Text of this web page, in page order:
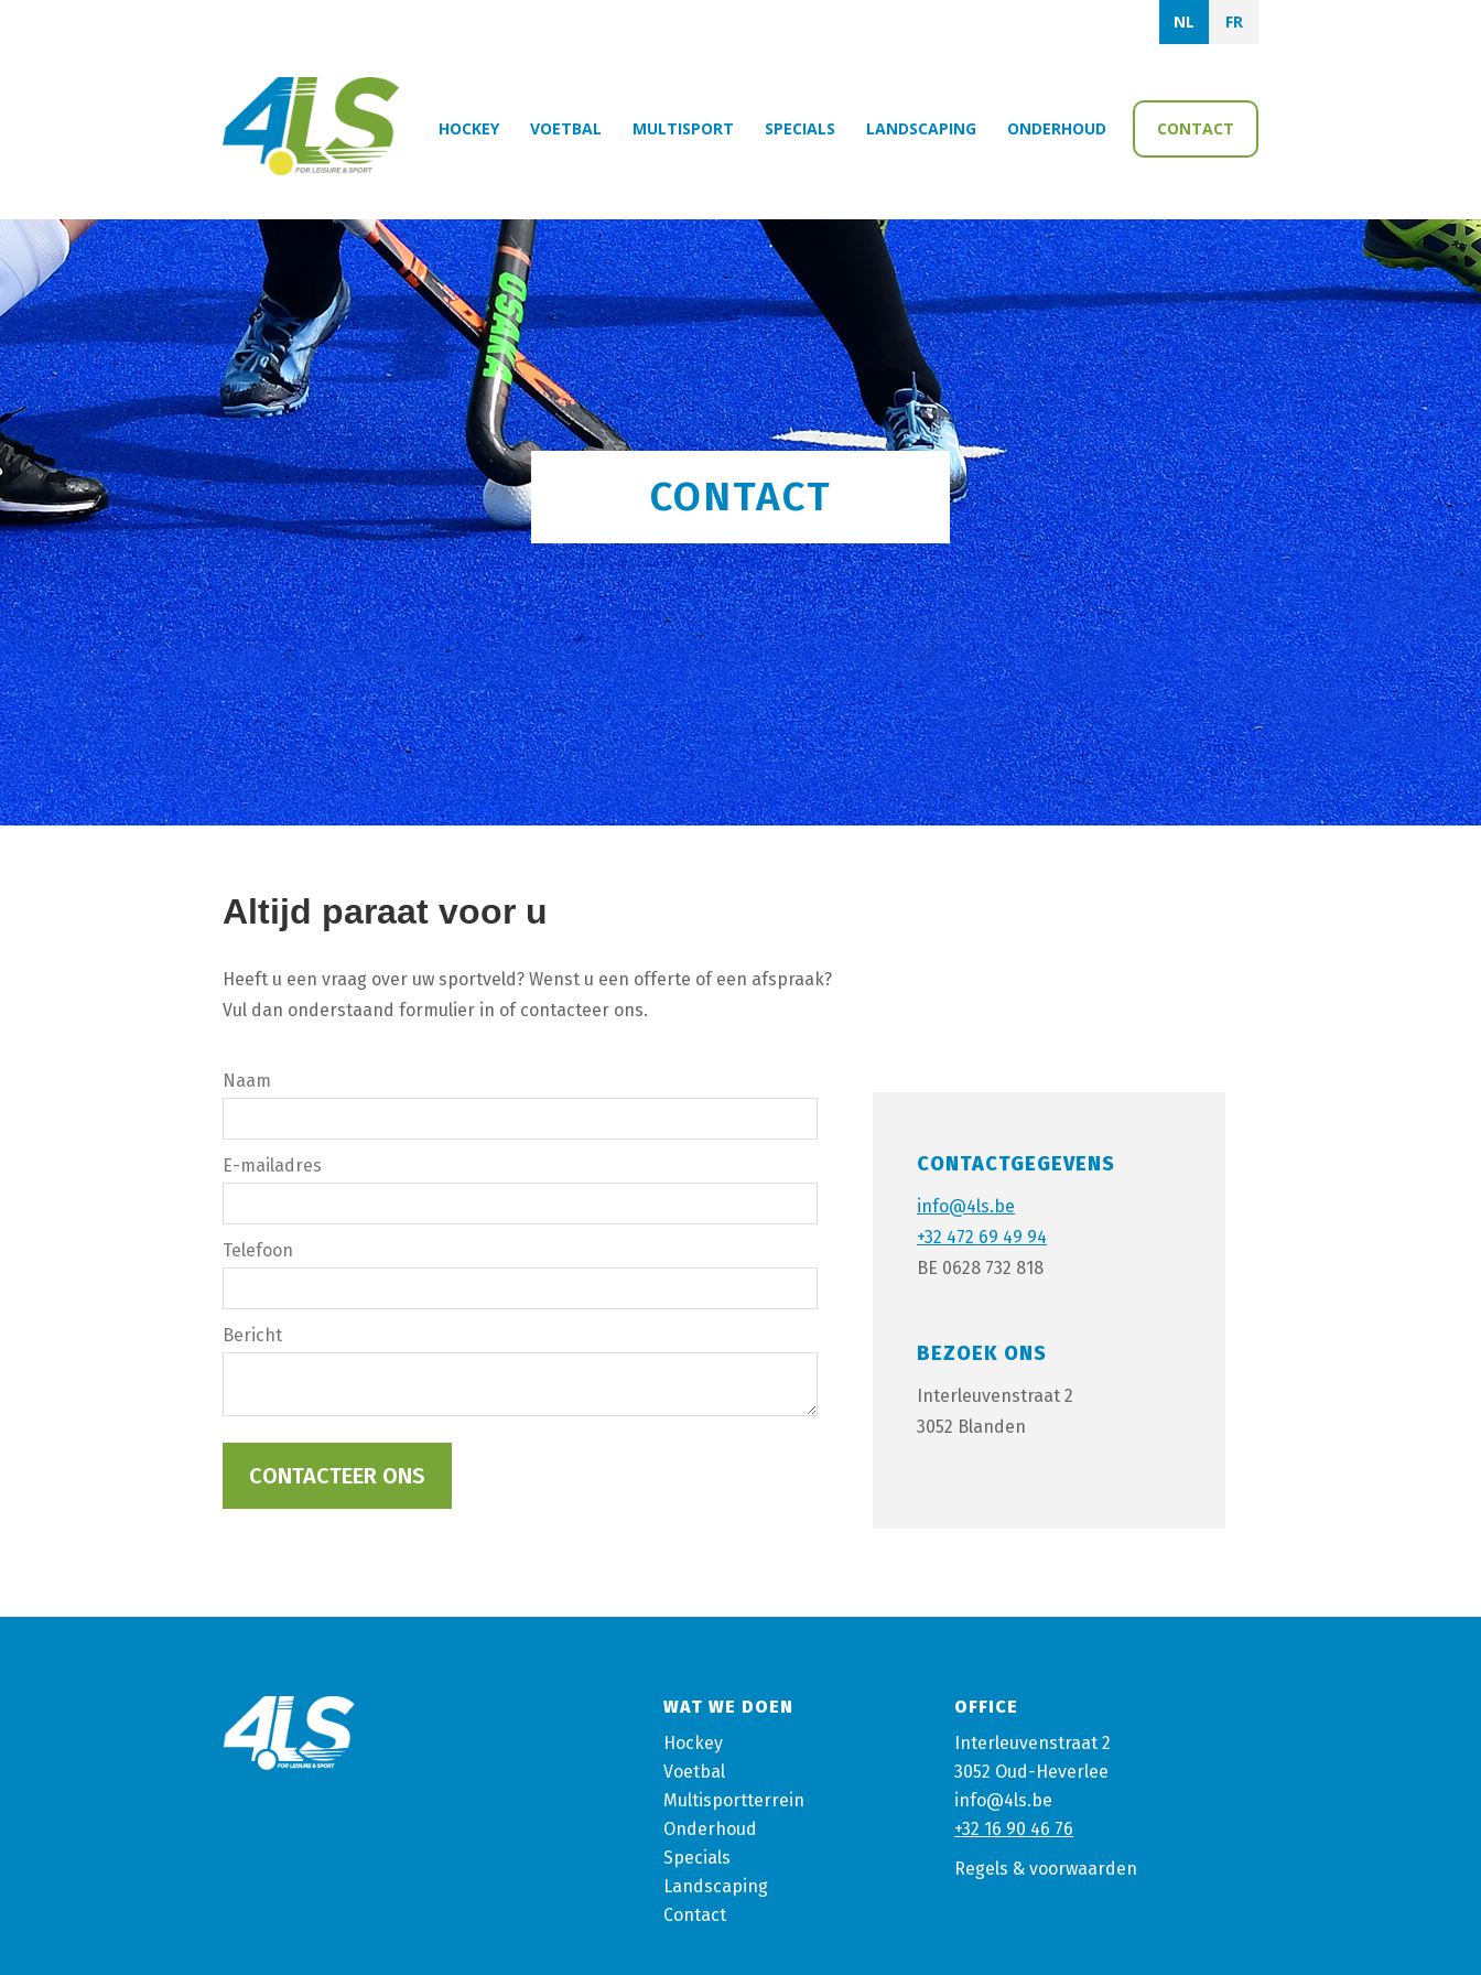
FR
NL
HOCKEY VOETBAL MULTISPORT SPECIALS LANDSCAPING ONDERHOUD CONTACT
CONTACT
Altijd paraat voor u
Heeft u een vraag over uw sportveld? Wenst u een offerte of een afspraak?
Vul dan onderstaand formulier in of contacteer ons.
Naam
E-mailadres
Telefoon
Bericht
CONTACTGEGEVENS
info@4ls.be
+32 472 69 49 94
BE 0628 732 818
BEZOEK ONS
Interleuvenstraat 2
3052 Blanden
WAT WE DOEN
Hockey
Voetbal
Multisportterrein
Onderhoud
Specials
Landscaping
Contact
OFFICE
Interleuvenstraat 2
3052 Oud-Heverlee
info@4ls.be
+32 16 90 46 76
Regels & voorwaarden